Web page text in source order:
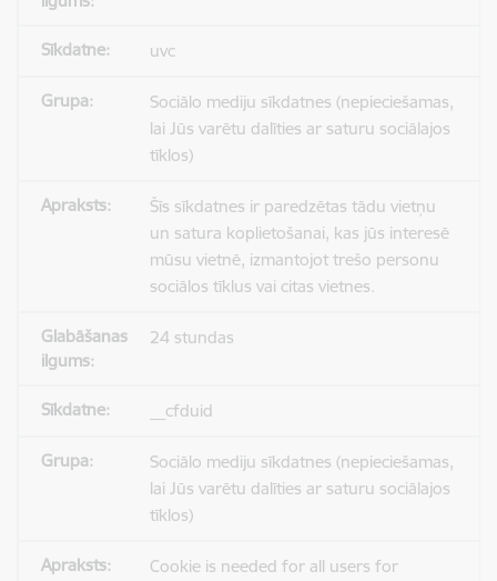
uvc
Sociālo mediju sīkdatnes (nepieciešamas,
lai Jūs varētu dalīties ar saturu sociālajos
tīklos)
Šīs sīkdatnes ir paredzētas tādu vietņu
un satura koplietošanai, kas jūs interesē
mūsu vietnē, izmantojot trešo personu
sociālos tīklus vai citas vietnes.
24 stundas
__cfduid
Sociālo mediju sīkdatnes (nepieciešamas,
lai Jūs varētu dalīties ar saturu sociālajos
tīklos)
Cookie is needed for all users for